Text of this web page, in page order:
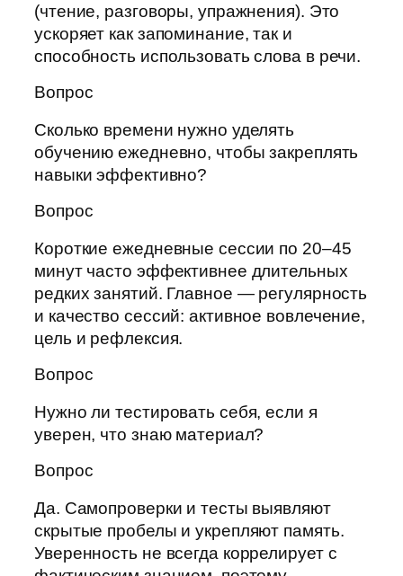
(чтение, разговоры, упражнения). Это
ускоряет как запоминание, так и
способность использовать слова в речи.
Вопрос
Сколько времени нужно уделять
обучению ежедневно, чтобы закреплять
навыки эффективно?
Вопрос
Короткие ежедневные сессии по 20–45
минут часто эффективнее длительных
редких занятий. Главное — регулярность
и качество сессий: активное вовлечение,
цель и рефлексия.
Вопрос
Нужно ли тестировать себя, если я
уверен, что знаю материал?
Вопрос
Да. Самопроверки и тесты выявляют
скрытые пробелы и укрепляют память.
Уверенность не всегда коррелирует с